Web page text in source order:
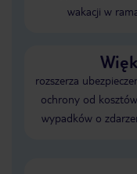
wakacji w
rozszerza
ochrony od
wypadków o